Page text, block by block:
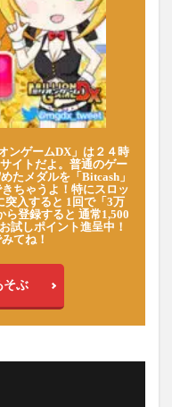
ンゲームDX」は２４時
イトだよ。普通のゲー
たメダルを「Bitcash」
ちゃうよ！特にスロッ
突入すると 1回で「3万
ら登録すると 通常1,500
試しポイント進呈中！
てね！
そぶ